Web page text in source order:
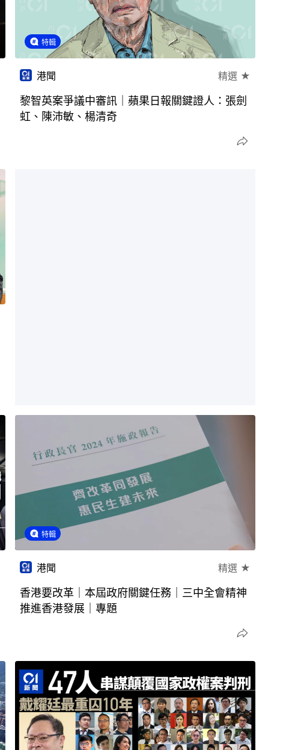
特輯
港聞 精選 ★
黎智英案爭議中審訊｜蘋果日報關鍵證人：張劍
虹、陳沛敏、楊清奇
特輯
港聞 精選 ★
香港要改革｜本屆政府關鍵任務｜三中全會精神
推進香港發展｜專題